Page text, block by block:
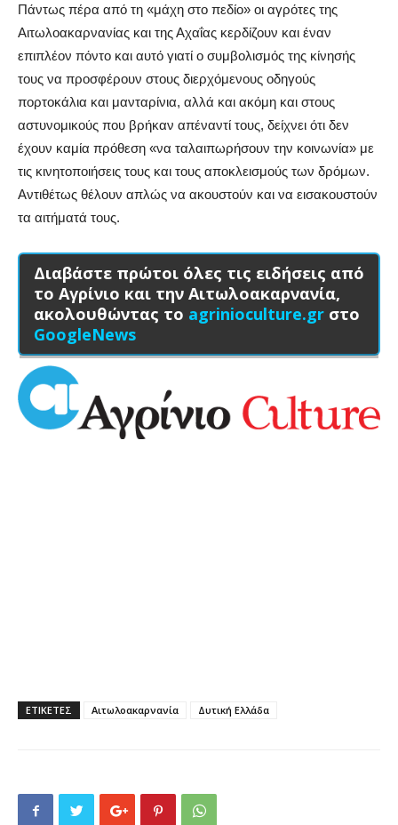
Πάντως πέρα από τη «μάχη στο πεδίο» οι αγρότες της
Αιτωλοακαρνανίας και της Αχαΐας κερδίζουν και έναν
επιπλέον πόντο και αυτό γιατί ο συμβολισμός της κίνησής
τους να προσφέρουν στους διερχόμενους οδηγούς
πορτοκάλια και μανταρίνια, αλλά και ακόμη και στους
αστυνομικούς που βρήκαν απέναντί τους, δείχνει ότι δεν
έχουν καμία πρόθεση «να ταλαιπωρήσουν την κοινωνία» με
τις κινητοποιήσεις τους και τους αποκλεισμούς των δρόμων.
Αντιθέτως θέλουν απλώς να ακουστούν και να εισακουστούν
τα αιτήματά τους.
Διαβάστε πρώτοι όλες τις ειδήσεις από
το Αγρίνιο και την Αιτωλοακαρνανία,
ακολουθώντας το agrinioculture.gr στο
GoogleNews
ΕΤΙΚΕΤΕΣ Αιτωλοακαρνανία Δυτική Ελλάδα